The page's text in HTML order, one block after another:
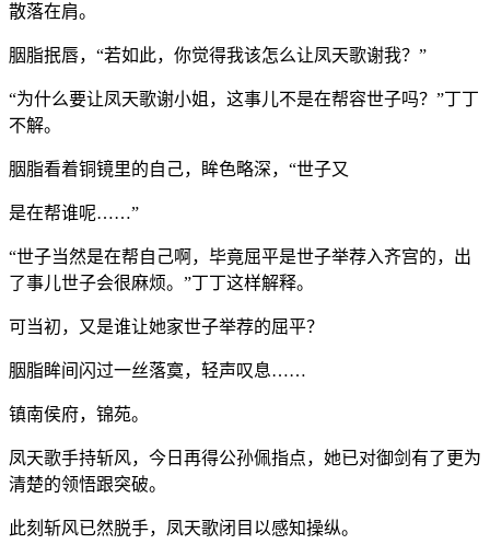
散落在肩。
胭脂抿唇，“若如此，你觉得我该怎么让凤天歌谢我？”
“为什么要让凤天歌谢小姐，这事儿不是在帮容世子吗？”丁丁
不解。
胭脂看着铜镜里的自己，眸色略深，“世子又
是在帮谁呢……”
“世子当然是在帮自己啊，毕竟屈平是世子举荐入齐宫的，出
了事儿世子会很麻烦。”丁丁这样解释。
可当初，又是谁让她家世子举荐的屈平？
胭脂眸间闪过一丝落寞，轻声叹息……
镇南侯府，锦苑。
凤天歌手持斩风，今日再得公孙佩指点，她已对御剑有了更为
清楚的领悟跟突破。
此刻斩风已然脱手，凤天歌闭目以感知操纵。